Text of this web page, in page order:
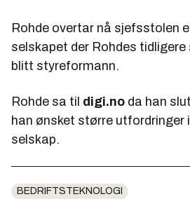
Rohde overtar nå sjefsstolen
selskapet der Rohdes
blitt styreformann.
Rohde sa til digi.no da han
han ønsket større utfordringer
selskap.
BEDRIFTSTEKNOLOGI